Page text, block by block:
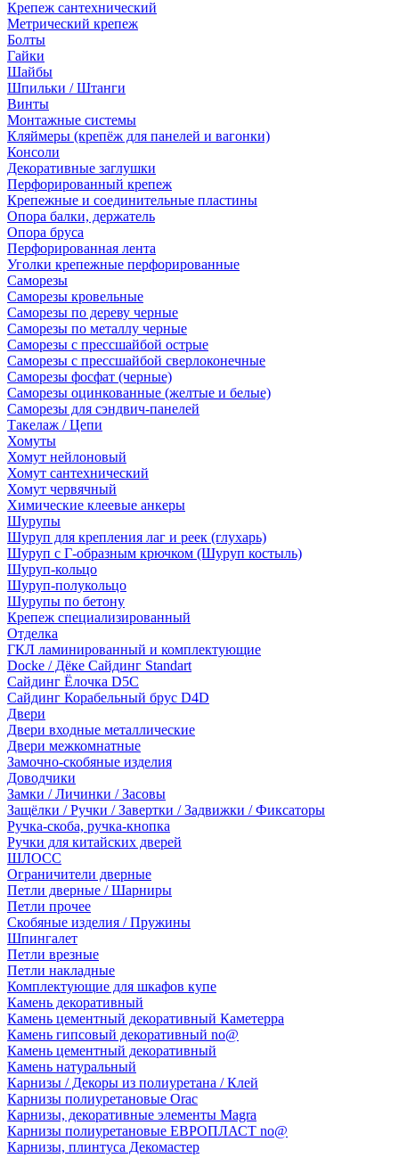
Крепеж сантехнический
Метрический крепеж
Болты
Гайки
Шайбы
Шпильки / Штанги
Винты
Монтажные системы
Кляймеры (крепёж для панелей и вагонки)
Консоли
Декоративные заглушки
Перфорированный крепеж
Крепежные и соединительные пластины
Опора балки, держатель
Опора бруса
Перфорированная лента
Уголки крепежные перфорированные
Саморезы
Саморезы кровельные
Саморезы по дереву черные
Саморезы по металлу черные
Саморезы с прессшайбой острые
Саморезы с прессшайбой сверлоконечные
Саморезы фосфат (черные)
Саморезы оцинкованные (желтые и белые)
Саморезы для сэндвич-панелей
Такелаж / Цепи
Хомуты
Хомут нейлоновый
Хомут сантехнический
Хомут червячный
Химические клеевые анкеры
Шурупы
Шуруп для крепления лаг и реек (глухарь)
Шуруп с Г-образным крючком (Шуруп костыль)
Шуруп-кольцо
Шуруп-полукольцо
Шурупы по бетону
Крепеж специализированный
Отделка
ГКЛ ламинированный и комплектующие
Docke / Дёке Сайдинг Standart
Сайдинг Ёлочка D5C
Сайдинг Корабельный брус D4D
Двери
Двери входные металлические
Двери межкомнатные
Замочно-скобяные изделия
Доводчики
Замки / Личинки / Засовы
Защёлки / Ручки / Завертки / Задвижки / Фиксаторы
Ручка-скоба, ручка-кнопка
Ручки для китайских дверей
ШЛОСС
Ограничители дверные
Петли дверные / Шарниры
Петли прочее
Скобяные изделия / Пружины
Шпингалет
Петли врезные
Петли накладные
Комплектующие для шкафов купе
Камень декоративный
Камень цементный декоративный Каметерра
Камень гипсовый декоративный no@
Камень цементный декоративный
Камень натуральный
Карнизы / Декоры из полиуретана / Клей
Карнизы полиуретановые Orac
Карнизы, декоративные элементы Magra
Карнизы полиуретановые ЕВРОПЛАСТ no@
Карнизы, плинтуса Декомастер